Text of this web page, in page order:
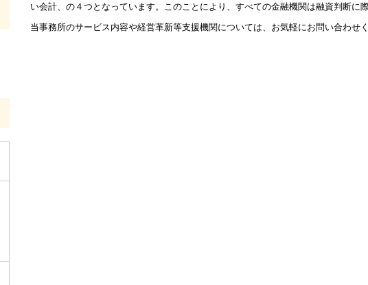
い会計、の４つとなっています。このことにより、すべての金融機関は融資判断に
当事務所のサービス内容や経営革新等支援機関については、お気軽にお問い合わせく